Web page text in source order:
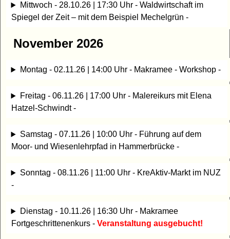
Mittwoch - 28.10.26 | 17:30 Uhr - Waldwirtschaft im
Spiegel der Zeit – mit dem Beispiel Mechelgrün -
November 2026
Montag - 02.11.26 | 14:00 Uhr - Makramee - Workshop -
Freitag - 06.11.26 | 17:00 Uhr - Malereikurs mit Elena
Hatzel-Schwindt -
Samstag - 07.11.26 | 10:00 Uhr - Führung auf dem
Moor- und Wiesenlehrpfad in Hammerbrücke -
Sonntag - 08.11.26 | 11:00 Uhr - KreAktiv-Markt im NUZ
-
Dienstag - 10.11.26 | 16:30 Uhr - Makramee
Fortgeschrittenenkurs - Veranstaltung ausgebucht!